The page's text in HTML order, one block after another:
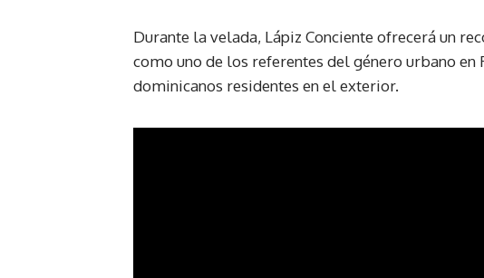
Durante la velada, Lápiz Conciente ofrecerá un
como uno de los referentes del género urbano
dominicanos residentes en el exterior.